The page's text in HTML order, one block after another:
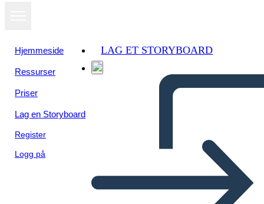
Hjemmeside
Ressurser
Priser
Lag en Storyboard
Register
Logg på
LAG ET STORYBOARD